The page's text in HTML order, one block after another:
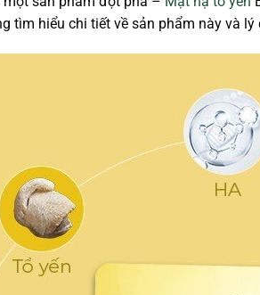
tìm hiểu chi tiết về sản phẩm này và